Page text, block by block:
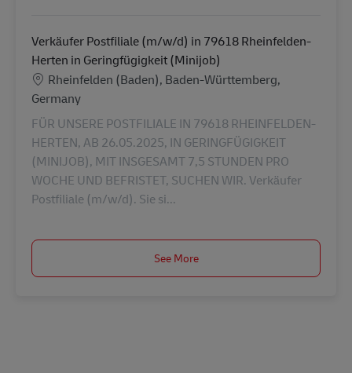
Verkäufer Postfiliale (m/w/d) in 79618 Rheinfelden-
Herten in Geringfügigkeit (Minijob)
Location
Rheinfelden (Baden), Baden-Württemberg,
Germany
FÜR UNSERE POSTFILIALE IN 79618 RHEINFELDEN-
HERTEN, AB 26.05.2025, IN GERINGFÜGIGKEIT
(MINIJOB), MIT INSGESAMT 7,5 STUNDEN PRO
WOCHE UND BEFRISTET, SUCHEN WIR. Verkäufer
Postfiliale (m/w/d). Sie si...
See More